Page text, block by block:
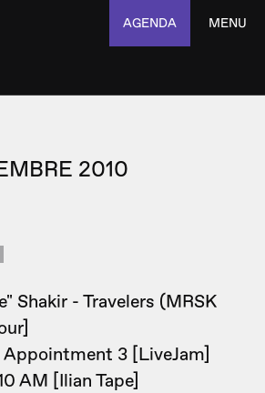
AGENDA MENU
2010
Shakir - Travelers (MRSK
3 [LiveJam]
AM [Ilian Tape]